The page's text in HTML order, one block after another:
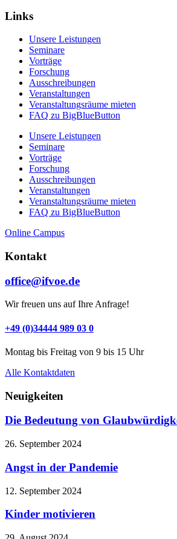
Links
Unsere Leistungen
Seminare
Vorträge
Forschung
Ausschreibungen
Veranstaltungen
Veranstaltungs­räume mieten
FAQ zu BigBlueButton
Unsere Leistungen
Seminare
Vorträge
Forschung
Ausschreibungen
Veranstaltungen
Veranstaltungs­räume mieten
FAQ zu BigBlueButton
Online Campus
Kontakt
office@ifvoe.de
Wir freuen uns auf Ihre Anfrage!
+49 (0)34444 989 03 0
Montag bis Freitag von 9 bis 15 Uhr
Alle Kontaktdaten
Neuigkeiten
Die Bedeutung von
26. September 2024
Angst in der Pandemie
12. September 2024
Kinder motivieren